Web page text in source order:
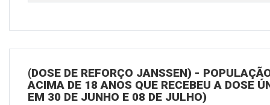
(DOSE DE REFORÇO JANSSEN) -
ACIMA DE 18 ANOS QUE RECEBEU A DOSE
EM 30 DE JUNHO E 08 DE JULHO)